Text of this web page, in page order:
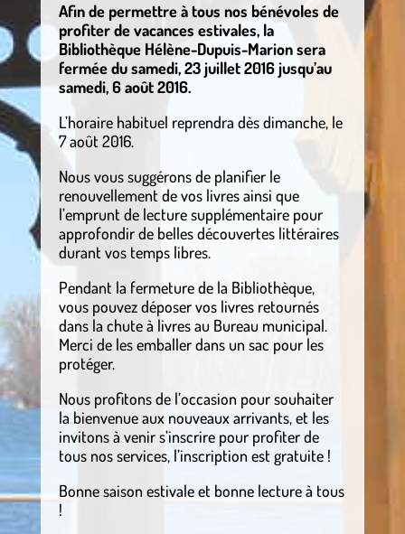
Afin de permettre à tous nos bénévoles de
profiter de vacances estivales, la
Bibliothèque Hélène-Dupuis-Marion sera
fermée du samedi, 23 juillet 2016 jusqu’au
samedi, 6 août 2016.
L’horaire habituel reprendra dès dimanche, le
7 août 2016.
Nous vous suggérons de planifier le
renouvellement de vos livres ainsi que
l’emprunt de lecture supplémentaire pour
approfondir de belles découvertes littéraires
durant vos temps libres.
Pendant la fermeture de la Bibliothèque,
vous pouvez déposer vos livres retournés
dans la chute à livres au Bureau municipal.
Merci de les emballer dans un sac pour les
protéger.
Nous profitons de l’occasion pour souhaiter
la bienvenue aux nouveaux arrivants, et les
invitons à venir s’inscrire pour profiter de
tous nos services, l’inscription est gratuite !
Bonne saison estivale et bonne lecture à tous
!